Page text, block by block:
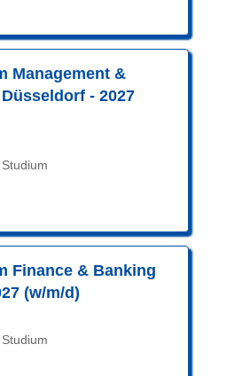
Management &
- 2027
Finance & Banking
(w/m/d)